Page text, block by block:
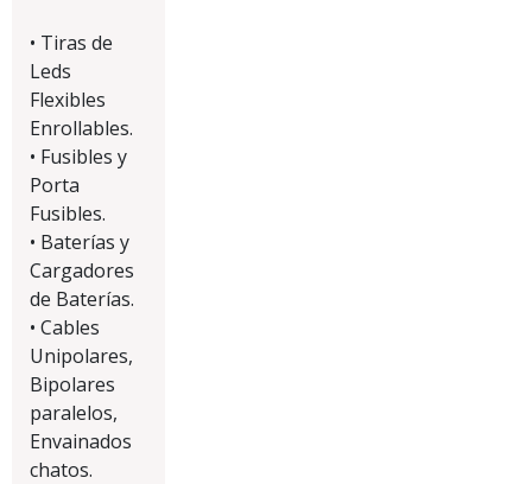
• Tiras de
Leds
Flexibles
Enrollables.
• Fusibles y
Porta
Fusibles.
• Baterías y
Cargadores
de Baterías.
• Cables
Unipolares,
Bipolares
paralelos,
Envainados
chatos.